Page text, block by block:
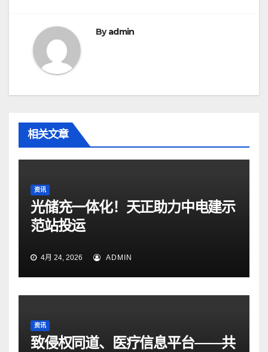
Byadmin
相关文章
资讯
光储充一体化！天正助力中电建示
范站投运
4月 24, 2026 ADMIN
资讯
致侵权同道、医疗信息平台——共